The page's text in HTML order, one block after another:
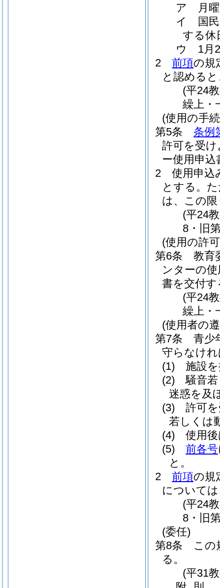
ア 月
イ 国民
する休
ウ 1月2
2
前項の規
と認める
(平24
繰上・
(使用の手
第5条
条例
許可を受
ー使用申
2
使用申込
とする。
は、この
(平24
8・旧
(使用の許
第6条
教育
ンターの
書を交付
(平24
繰上・
(使用者の
第7条
青少
守らなけ
(1)
施設
(2)
騒音
迷惑を及
(3)
許可
若しくは
(4)
使用
(5)
前各号
と。
2
前項の規
について
(平24
8・旧
(委任)
第8条
この
る。
(平31